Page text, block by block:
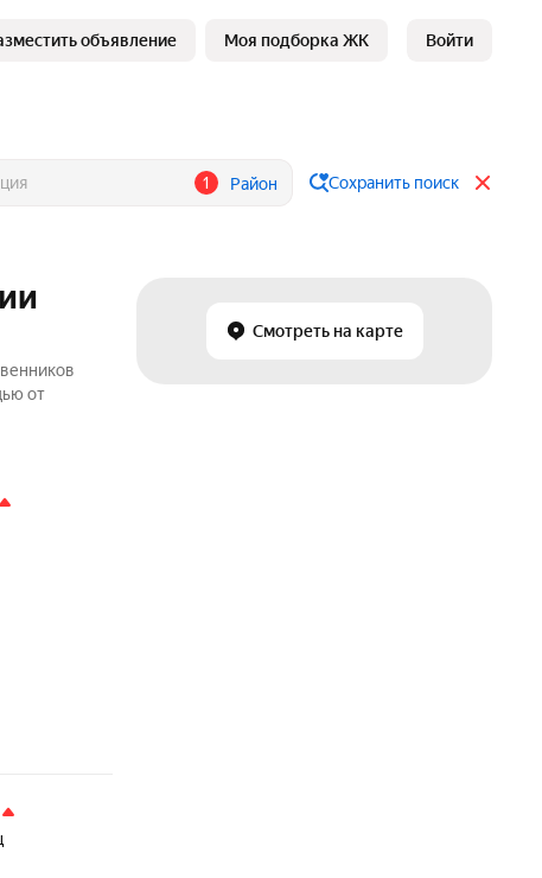
объявление Моя подборка ЖК Войти
1 Район Сохранить поиск
Смотреть на карте
от